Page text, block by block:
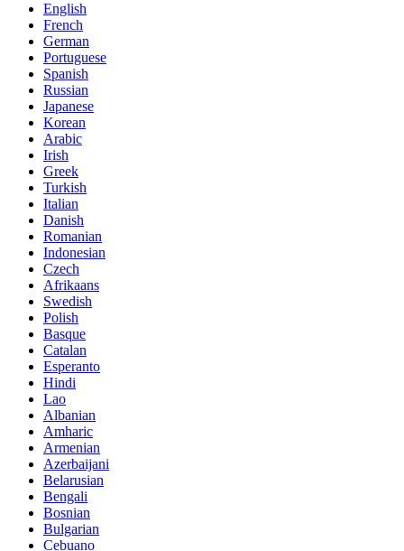
English
French
German
Portuguese
Spanish
Russian
Japanese
Korean
Arabic
Irish
Greek
Turkish
Italian
Danish
Romanian
Indonesian
Czech
Afrikaans
Swedish
Polish
Basque
Catalan
Esperanto
Hindi
Lao
Albanian
Amharic
Armenian
Azerbaijani
Belarusian
Bengali
Bosnian
Bulgarian
Cebuano